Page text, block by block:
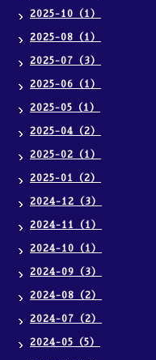
2025-10（1）
2025-08（1）
2025-07（3）
2025-06（1）
2025-05（1）
2025-04（2）
2025-02（1）
2025-01（2）
2024-12（3）
2024-11（1）
2024-10（1）
2024-09（3）
2024-08（2）
2024-07（2）
2024-05（5）